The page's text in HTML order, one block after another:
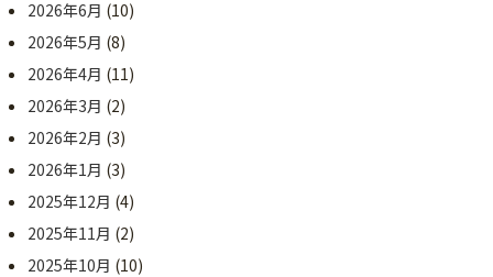
2026年6月 (10)
2026年5月 (8)
2026年4月 (11)
2026年3月 (2)
2026年2月 (3)
2026年1月 (3)
2025年12月 (4)
2025年11月 (2)
2025年10月 (10)